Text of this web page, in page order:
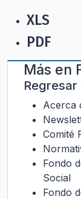
XLS
PDF
Más en
Regresar
Acerca
Comité
Fondo
Social
Fondo